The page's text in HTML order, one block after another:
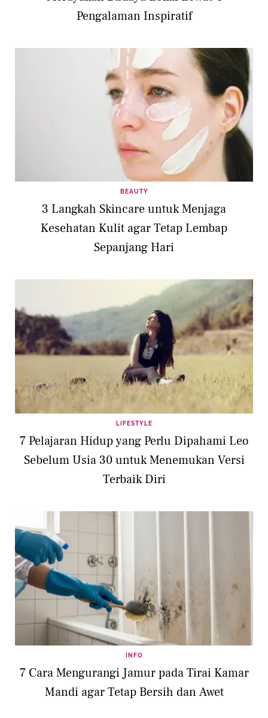
Pengalaman Inspiratif
BEAUTY
3 Langkah Skincare untuk Menjaga
Kesehatan Kulit agar Tetap Lembap
Sepanjang Hari
LIFESTYLE
7 Pelajaran Hidup yang Perlu Dipahami Leo
Sebelum Usia 30 untuk Menemukan Versi
Terbaik Diri
INFO
7 Cara Mengurangi Jamur pada Tirai Kamar
Mandi agar Tetap Bersih dan Awet